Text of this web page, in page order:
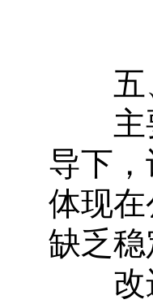
五、
主要
导下
体现
缺乏
改进